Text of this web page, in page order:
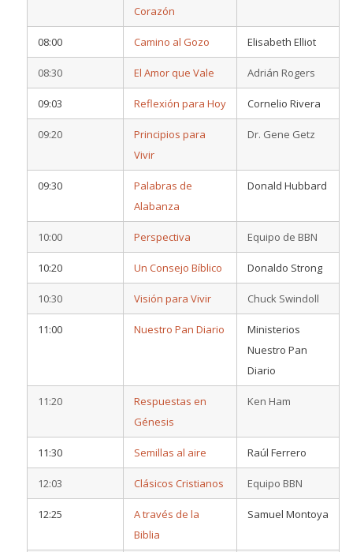
Corazón
08:00 Camino al Gozo Elisabeth Elliot
08:30 El Amor que Vale Adrián Rogers
09:03 Reflexión para Hoy Cornelio Rivera
09:20
Principios para
Vivir
Dr. Gene Getz
09:30
Palabras de
Alabanza
Donald Hubbard
10:00 Perspectiva Equipo de BBN
10:20 Un Consejo Bíblico Donaldo Strong
10:30 Visión para Vivir Chuck Swindoll
11:00 Nuestro Pan Diario
Ministerios
Nuestro Pan
Diario
11:20
Respuestas en
Génesis
Ken Ham
11:30 Semillas al aire Raúl Ferrero
12:03 Clásicos Cristianos Equipo BBN
12:25
A través de la
Biblia
Samuel Montoya